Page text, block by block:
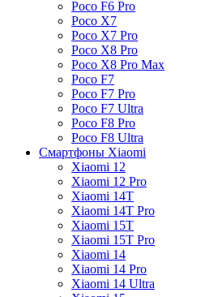
Poco F6 Pro
Poco X7
Poco X7 Pro
Poco X8 Pro
Poco X8 Pro Max
Poco F7
Poco F7 Pro
Poco F7 Ultra
Poco F8 Pro
Poco F8 Ultra
Смартфоны Xiaomi
Xiaomi 12
Xiaomi 12 Pro
Xiaomi 14T
Xiaomi 14T Pro
Xiaomi 15T
Xiaomi 15T Pro
Xiaomi 14
Xiaomi 14 Pro
Xiaomi 14 Ultra